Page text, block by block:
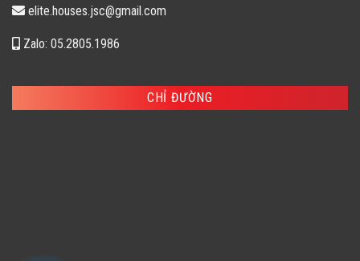
elite.houses.jsc@gmail.com
Zalo: 05.2805.1986
CHỈ ĐƯỜNG